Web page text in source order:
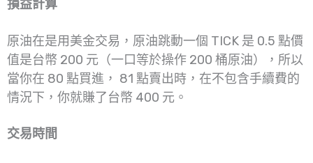
損益計算
原油在是用美金交易，原油跳動一個 TICK 是 0.5 點價
值是台幣 200 元（一口等於操作 200 桶原油），所以
當你在 80 點買進， 81 點賣出時，在不包含手續費的
情況下，你就賺了台幣 400 元。
交易時間